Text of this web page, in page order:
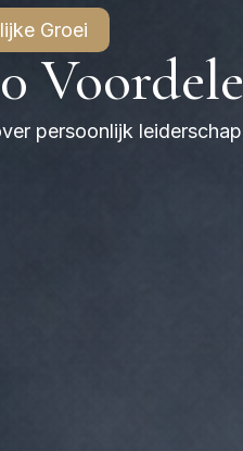
Groei
persoonlijk